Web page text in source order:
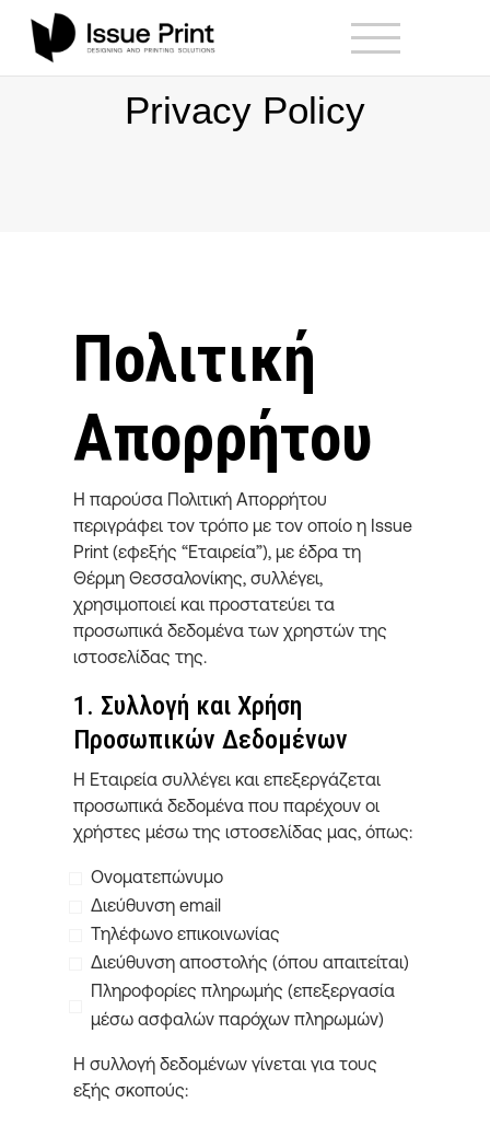
Privacy Policy
Πολιτική
Απορρήτου
Η παρούσα Πολιτική Απορρήτου
περιγράφει τον τρόπο με τον οποίο η Issue
Print (εφεξής “Εταιρεία”), με έδρα τη
Θέρμη Θεσσαλονίκης, συλλέγει,
χρησιμοποιεί και προστατεύει τα
προσωπικά δεδομένα των χρηστών της
ιστοσελίδας της.
1. Συλλογή και Χρήση
Προσωπικών Δεδομένων
Η Εταιρεία συλλέγει και επεξεργάζεται
προσωπικά δεδομένα που παρέχουν οι
χρήστες μέσω της ιστοσελίδας μας, όπως:
Ονοματεπώνυμο
Διεύθυνση email
Τηλέφωνο επικοινωνίας
Διεύθυνση αποστολής (όπου απαιτείται)
Πληροφορίες πληρωμής (επεξεργασία
μέσω ασφαλών παρόχων πληρωμών)
Η συλλογή δεδομένων γίνεται για τους
εξής σκοπούς: